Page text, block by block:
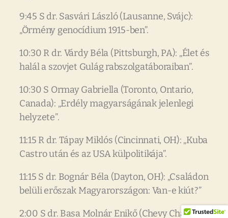
9:45 S dr. Sasvári László (Lausanne, Svájc):
„Örmény genocídium 1915-ben”.
10:30 R dr. Várdy Béla (Pittsburgh, PA): „Élet és
halál a szovjet Gulág rabszolgatáboraiban”.
10:30 S Ormay Gabriella (Toronto, Ontario,
Canada): „Erdély magyarságának jelenlegi
helyzete”.
11:15 R dr. Tápay Miklós (Cincinnati, OH): „Kuba
Castro után és az USA külpolitikája”.
11:15 S dr. Bognár Béla (Dayton, OH): „Családon
belüli erőszak Magyarországon: Van-e kiút?”
2:00 S dr. Basa Molnár Enikő (Chevy Chase, MD):